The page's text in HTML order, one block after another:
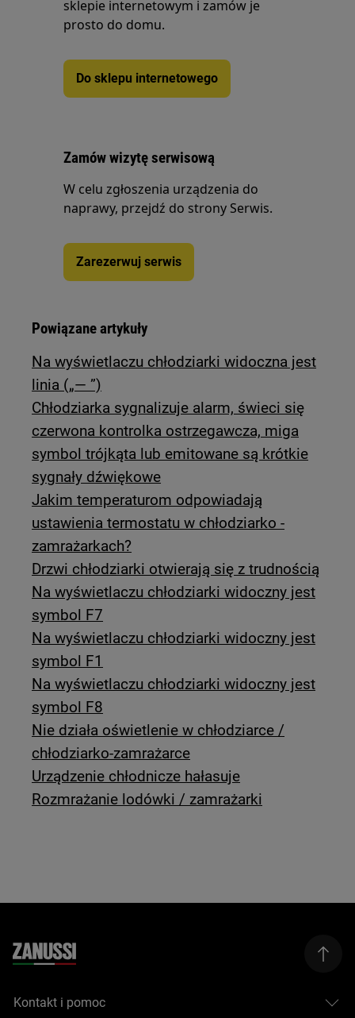
sklepie internetowym i zamów je
prosto do domu.
Do sklepu internetowego
Zamów wizytę serwisową
W celu zgłoszenia urządzenia do
naprawy, przejdź do strony Serwis.
Zarezerwuj serwis
Powiązane artykuły
Na wyświetlaczu chłodziarki widoczna jest
linia („— ”)
Chłodziarka sygnalizuje alarm, świeci się
czerwona kontrolka ostrzegawcza, miga
symbol trójkąta lub emitowane są krótkie
sygnały dźwiękowe
Jakim temperaturom odpowiadają
ustawienia termostatu w chłodziarko -
zamrażarkach?
Drzwi chłodziarki otwierają się z trudnością
Na wyświetlaczu chłodziarki widoczny jest
symbol F7
Na wyświetlaczu chłodziarki widoczny jest
symbol F1
Na wyświetlaczu chłodziarki widoczny jest
symbol F8
Nie działa oświetlenie w chłodziarce /
chłodziarko-zamrażarce
Urządzenie chłodnicze hałasuje
Rozmrażanie lodówki / zamrażarki
Kontakt i pomoc